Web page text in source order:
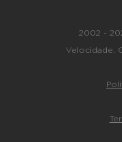
2002 -
Velocidade.